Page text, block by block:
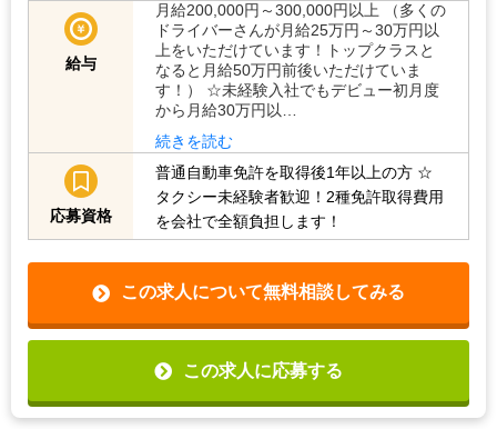
給与
月給200,000円～300,000円以上 （多くの
ドライバーさんが月給25万円～30万円以
上をいただけています！トップクラスと
なると月給50万円前後いただけていま
す！） ☆未経験入社でもデビュー初月度
から月給30万円以…
続きを読む
応募資格
普通自動車免許を取得後1年以上の方 ☆
タクシー未経験者歓迎！2種免許取得費用
を会社で全額負担します！
この求人について無料相談してみる
この求人に応募する